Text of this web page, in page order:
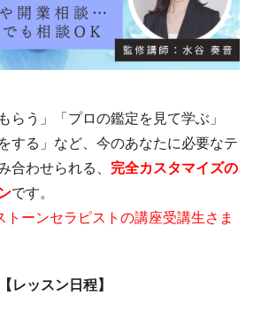
らう」「プロの鑑定を見て学ぶ」
する」など、今のあなたに必要なテ
合わせられる、 完全カスタマイズの
です。
ーンセラピストの講座受講生さま
【レッスン日程】